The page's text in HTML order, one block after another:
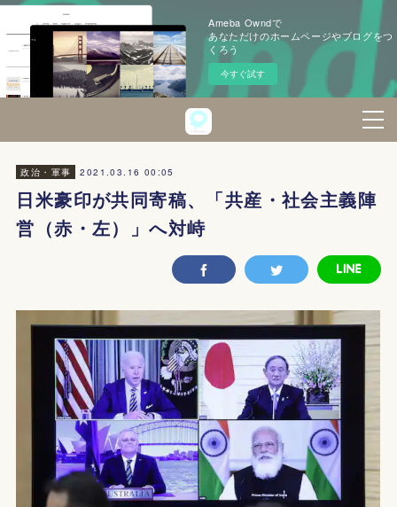
Ameba Owndで
あなただけのホームページやブログをつ
くろう
今すぐ試す
政治・軍事 2021.03.16 00:05
日米豪印が共同寄稿、「共産・社会主義陣
営（赤・左）」へ対峙